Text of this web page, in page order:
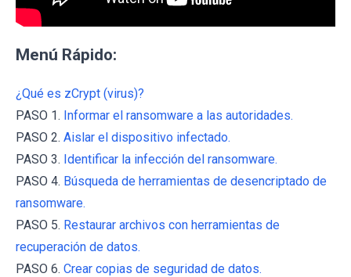
Menú Rápido:
¿Qué es zCrypt (virus)?
PASO 1. Informar el ransomware a las autoridades.
PASO 2. Aislar el dispositivo infectado.
PASO 3. Identificar la infección del ransomware.
PASO 4. Búsqueda de herramientas de desencriptado de
ransomware.
PASO 5. Restaurar archivos con herramientas de
recuperación de datos.
PASO 6. Crear copias de seguridad de datos.